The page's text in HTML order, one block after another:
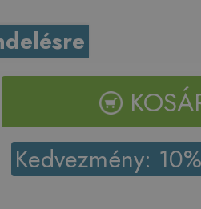
Kedvezmény: